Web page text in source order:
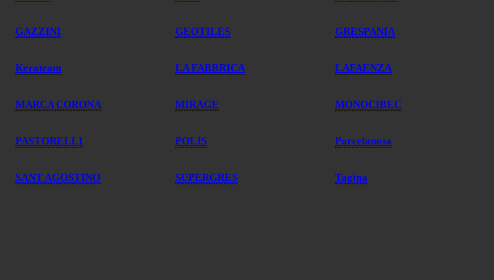
GAZZINI GEOTILES GRESPANIA
Kerateam LA FABBRICA LAFAENZA
MARCA CORONA MIRAGE MONOCIBEC
PASTORELLI POLIS Porcelanosa
SANT AGOSTINO SUPERGRES Tagina